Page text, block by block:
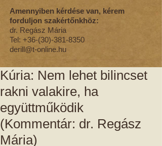
Amennyiben kérdése van, kérem
forduljon szakértőnkhöz:
dr. Regász Mária
Tel: +36-(30)-381-8350
derill@t-online.hu
Kúria: Nem lehet bilincset
rakni valakire, ha
együttműködik
(Kommentár: dr. Regász
Mária)